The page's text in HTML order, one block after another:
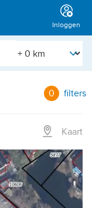
Inloggen
[Straal]
0 filters
Kaart